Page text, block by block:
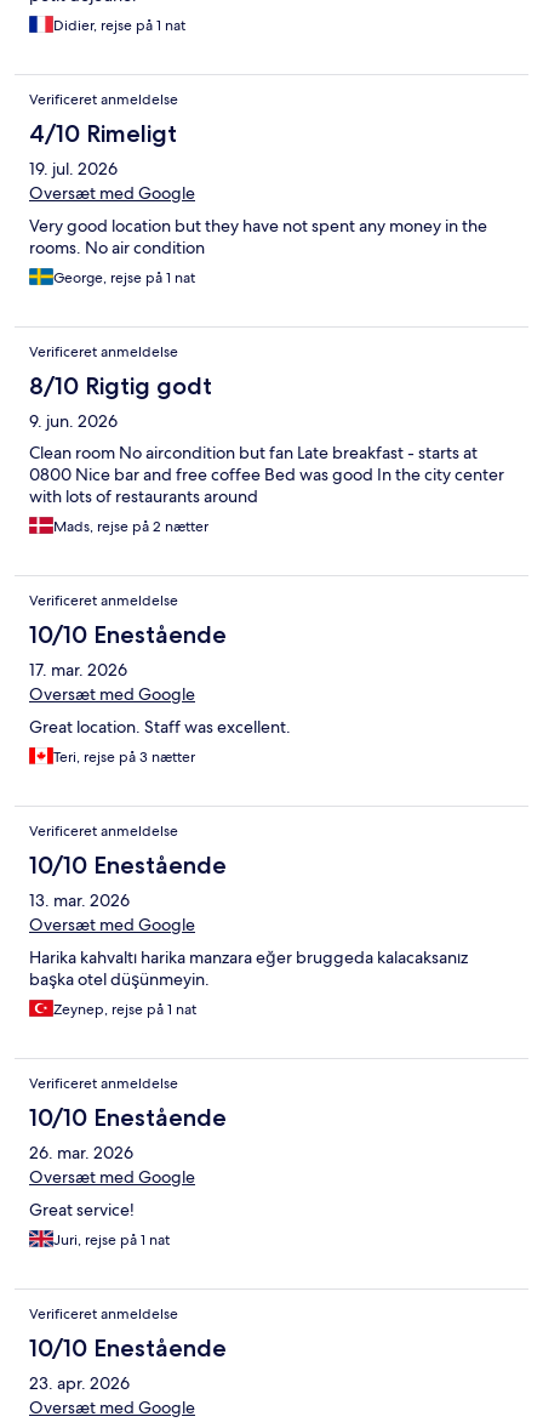
Didier, rejse på 1 nat
Verificeret anmeldelse
4/10 Rimeligt
19. jul. 2026
Oversæt med Google
Very good location but they have not spent any money in the
rooms. No air condition
George, rejse på 1 nat
Verificeret anmeldelse
8/10 Rigtig godt
9. jun. 2026
Clean room No aircondition but fan Late breakfast - starts at
0800 Nice bar and free coffee Bed was good In the city center
with lots of restaurants around
Mads, rejse på 2 nætter
Verificeret anmeldelse
10/10 Enestående
17. mar. 2026
Oversæt med Google
Great location. Staff was excellent.
Teri, rejse på 3 nætter
Verificeret anmeldelse
10/10 Enestående
13. mar. 2026
Oversæt med Google
Harika kahvaltı harika manzara eğer bruggeda kalacaksanız
başka otel düşünmeyin.
Zeynep, rejse på 1 nat
Verificeret anmeldelse
10/10 Enestående
26. mar. 2026
Oversæt med Google
Great service!
Juri, rejse på 1 nat
Verificeret anmeldelse
10/10 Enestående
23. apr. 2026
Oversæt med Google